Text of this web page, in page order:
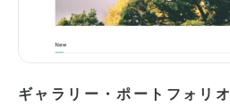
ギャラリー・ポートフォリオ